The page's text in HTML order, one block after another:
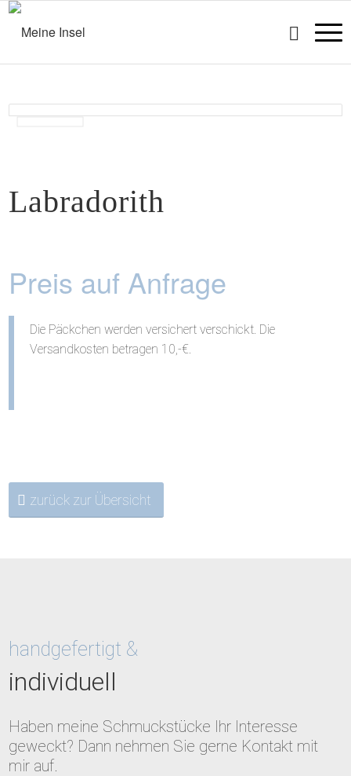
Labradorith
Preis auf Anfrage
Die Päckchen werden versichert verschickt. Die
Versandkosten betragen 10,-€.
zurück zur Übersicht
handgefertigt &
individuell
Haben meine Schmuckstücke Ihr Interesse
geweckt? Dann nehmen Sie gerne Kontakt mit
mir auf.